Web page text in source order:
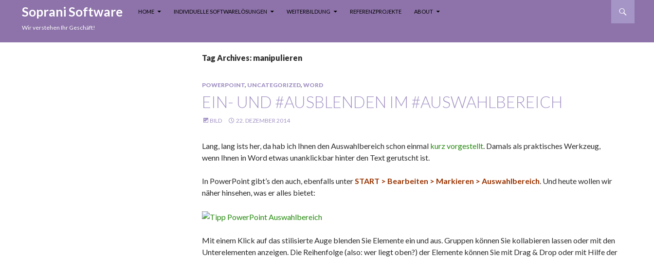
Soprani Software
Search
HOME
INDIVIDUELLE SOFTWARELÖSUNGEN WEITERBILDUNG REFERENZPROJEKTE ABOUT
Wir verstehen Ihr Geschäft!
Tag Archives: manipulieren
POWERPOINT, UNCATEGORIZED, WORD
EIN- UND #AUSBLENDEN IM #AUSWAHLBEREICH
BILD 22. DEZEMBER 2014
Lang, lang ists her, da hab ich Ihnen den Auswahlbereich schon einmal kurz vorgestellt. Damals als praktisches Werkzeug,
wenn Ihnen in Word etwas unanklickbar hinter den Text gerutscht ist.
In PowerPoint gibt’s den auch, ebenfalls unterSTART > Bearbeiten > Markieren > Auswahlbereich. Und heute wollen wir
näher hinsehen, was er alles bietet:
Mit einem Klick auf das stilisierte Auge blenden Sie Elemente ein und aus. Gruppen können Sie kollabieren lassen oder mit den
Unterelementen anzeigen. Die Reihenfolge (also: wer liegt oben?) der Elemente können Sie mit Drag & Drop oder mit Hilfe der